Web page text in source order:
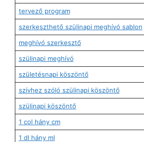
tervező program
szerkeszthető szülinapi meghívó sablon
meghívó szerkesztő
szülinapi meghívó
születésnapi köszöntő
szívhez szóló szülinapi köszöntő
szülinapi köszöntő
1 col hány cm
1 dl hány ml